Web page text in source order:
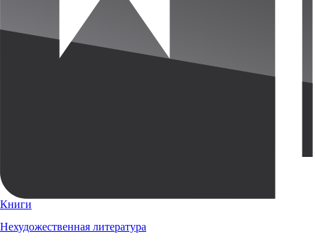
Книги
Нехудожественная литература